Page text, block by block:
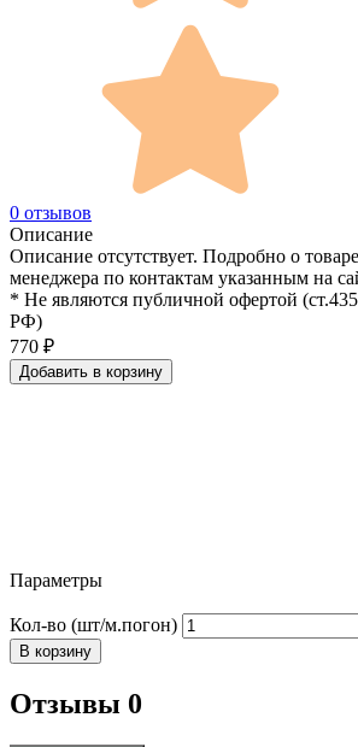
0 отзывов
Описание
Описание отсутствует. Подробно о
менеджера по контактам указанным на
* Не являются публичной офертой
РФ)
770 ₽
Добавить в корзину
Параметры
Кол-во (шт/м.погон)
В корзину
Отзывы 0